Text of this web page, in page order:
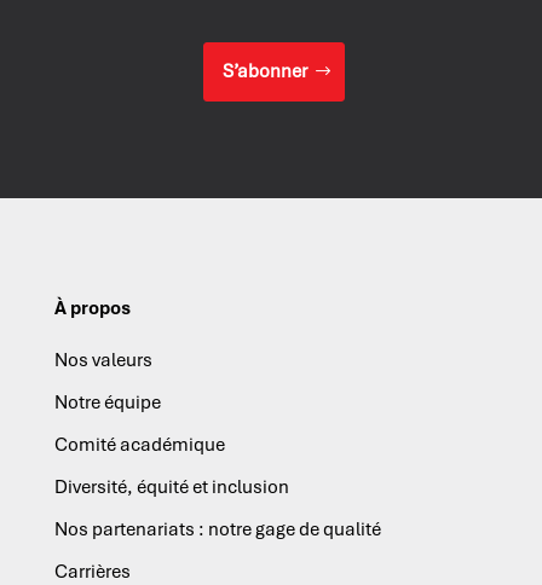
S’abonner
À propos
Nos valeurs
Notre équipe
Comité académique
Diversité, équité et inclusion
Nos partenariats : notre gage de qualité
Carrières